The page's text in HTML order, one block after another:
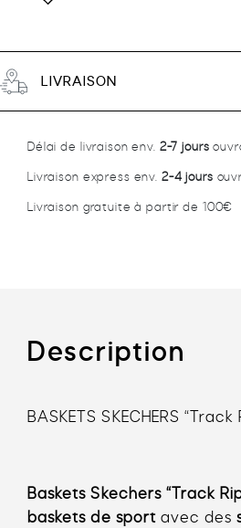
to
LIVRAISON
Délai de livraison env. 2-7 jours
Livraison express env. 2-4 jours
Livraison gratuite à partir de 100€
Description
BASKETS SKECHERS “Track
Baskets Skechers“ Track
baskets de sport avec des